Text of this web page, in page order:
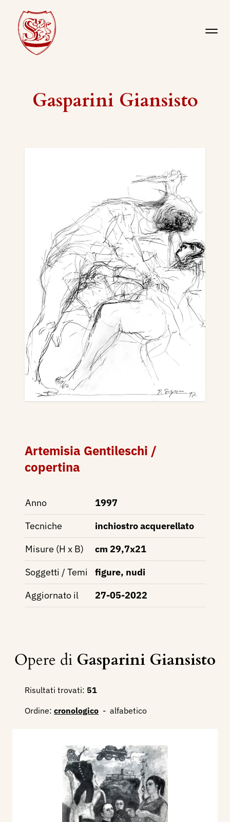
Gasparini Giansisto
Artemisia Gentileschi /
copertina
Anno
1997
Tecniche
inchiostro acquerellato
Misure (H x B)
cm 29,7x21
Soggetti / Temi
figure, nudi
Aggiornato il
27-05-2022
Opere di Gasparini Giansisto
Risultati trovati: 51
Ordine: cronologico - alfabetico